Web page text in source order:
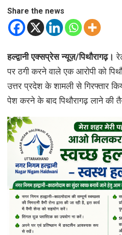
Share the news
हल्द्वानी एक्सप्रेस न्यूज़/पिथौरागढ़।
पर ठगी करने वाले एक आरोपी को
उत्तर प्रदेश के शामली से गिरफ्तार
पेश करने के बाद पिथौरागढ़ लाने की